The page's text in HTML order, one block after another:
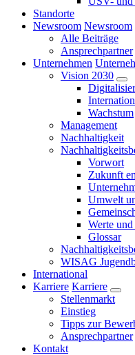
Standorte
Newsroom Newsroom
Alle Beiträge
Ansprechpartner
Unternehmen
Vision 2030
Wachstum
Management
Nachhaltigkeit
Vorwort
Zukunft
Umwelt
Werte
Glossar
WISAG
International
Karriere Karriere
Stellenmarkt
Einstieg
Tipps zur
Ansprechpartner
Kontakt